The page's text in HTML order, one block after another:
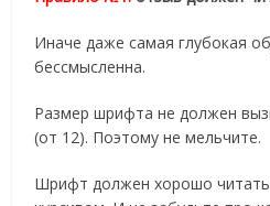
Иначе даже самая глубокая
бессмысленна.
Размер шрифта не должен
(от 12). Поэтому не мельчите.
Шрифт должен хорошо